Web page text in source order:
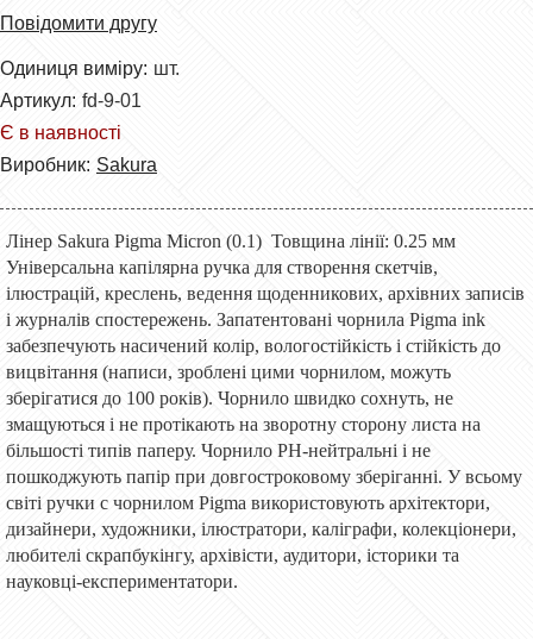
Повідомити другу
Одиниця виміру: шт.
Артикул: fd-9-01
Є в наявності
Виробник: Sakura
Лінер Sakura Pigma Micron (0.1) Товщина лінії: 0.25 мм
Універсальна капілярна ручка для створення скетчів,
ілюстрацій, креслень, ведення щоденникових, архівних записів
і журналів спостережень. Запатентовані чорнила Pigma ink
забезпечують насичений колір, вологостійкість і стійкість до
вицвітання (написи, зроблені цими чорнилом, можуть
зберігатися до 100 років). Чорнило швидко сохнуть, не
змащуються і не протікають на зворотну сторону листа на
більшості типів паперу. Чорнило PH-нейтральні і не
пошкоджують папір при довгостроковому зберіганні. У всьому
світі ручки c чорнилом Pigma використовують архітектори,
дизайнери, художники, ілюстратори, каліграфи, колекціонери,
любителі скрапбукінгу, архівісти, аудитори, історики та
науковці-експериментатори.